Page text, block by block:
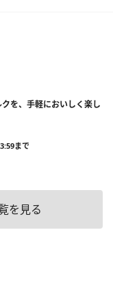
を、手軽においしく楽し
まで
を見る